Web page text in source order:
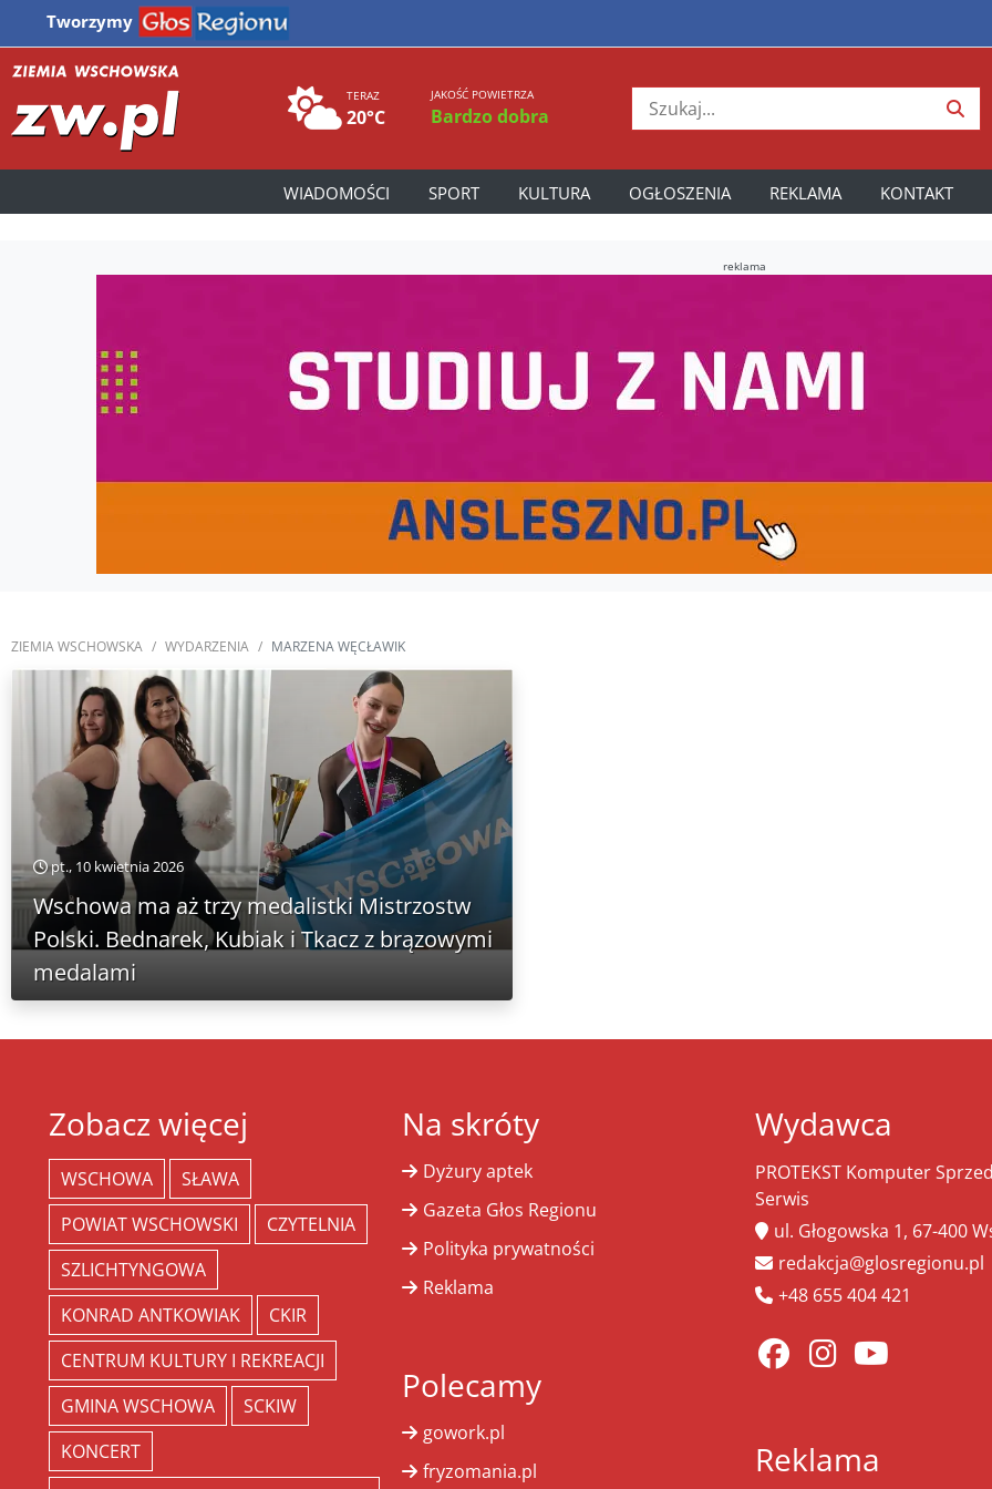
Tworzymy
TERAZ
20°C
JAKOŚĆ POWIETRZA
Bardzo dobra
WIADOMOŚCI SPORT KULTURA OGŁOSZENIA REKLAMA KONTAKT
reklama
ZIEMIA WSCHOWSKA WYDARZENIA MARZENA WĘCŁAWIK
pt., 10 kwietnia 2026
Wschowa ma aż trzy medalistki Mistrzostw
Polski. Bednarek, Kubiak i Tkacz z brązowymi
medalami
Zobacz więcej
WSCHOWA
SŁAWA
POWIAT WSCHOWSKI
CZYTELNIA
SZLICHTYNGOWA
KONRAD ANTKOWIAK
CKIR
CENTRUM KULTURY I REKREACJI
GMINA WSCHOWA
SCKIW
KONCERT
Na skróty
Dyżury aptek
Gazeta Głos Regionu
Polityka prywatności
Reklama
Polecamy
gowork.pl
fryzomania.pl
Wydawca
PROTEKST Komputer
Serwis
ul. Głogowska 1, 67-400
redakcja@glosregionu.pl
+48 655 404 421
Reklama